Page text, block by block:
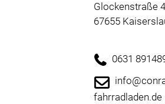
Glockenstraße
67655
0631
fahrradladen.de